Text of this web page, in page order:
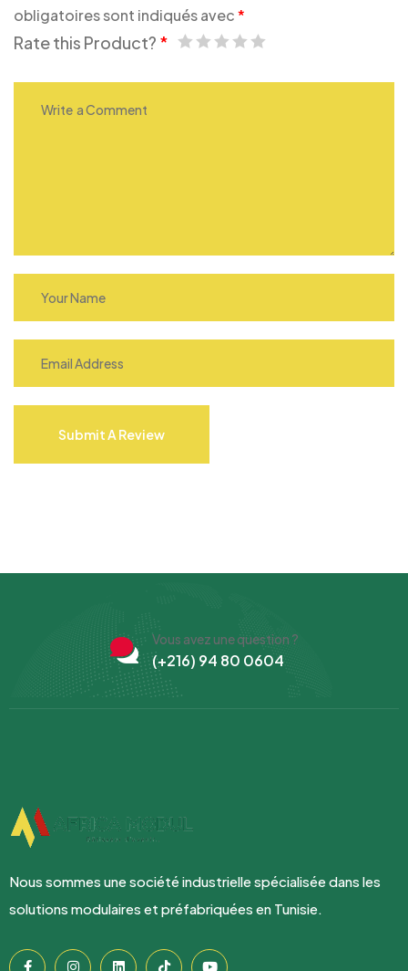
obligatoires sont indiqués avec*
Rate this Product? *
Submit A Review
Vous avez une question ?
(+216) 94 80 0604
Nous sommes une société industrielle spécialisée dans les
solutions modulaires et préfabriquées en Tunisie.